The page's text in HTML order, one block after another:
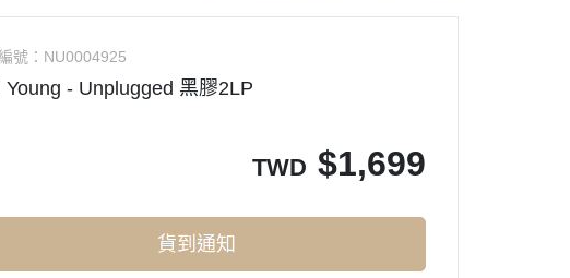
典搖滾
樂
＆靈魂
Funk, Soul 放克＆靈魂
(EP) Hip-Hop 嘻哈
70s-80s J-Pop
(CD) Funk, Soul 放克＆靈魂
(CD) J-Pop 日本流行
(CD) Jazz 爵士
(CD) Pop 西洋流行
號： NU0004925
Young - Unplugged 黑膠2LP
TWD $1,699
貨到通知